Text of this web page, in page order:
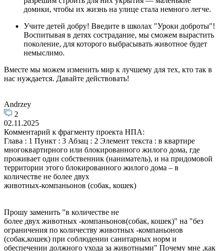
домики, чтобы их жизнь на улице стала немного легче.
Учите детей добру! Введите в школах "Уроки доброты"!
Воспитывая в детях сострадание, мы сможем вырастить
поколение, для которого выбрасывать животное будет
немыслимо.
Вместе мы можем изменить мир к лучшему для тех, кто так в
нас нуждается. Давайте действовать!
Andrzey
2
02.11.2025
Комментарий к фрагменту проекта НПА:
Глава : 1 Пункт : 3 Абзац : 2 Элемент текста : в квартире
многоквартирного или блокированного жилого дома, где
проживает один собственник (наниматель), и на придомовой
территории этого блокированного жилого дома – в
количестве не более двух
животных-компаньонов (собак, кошек)
Прошу заменить "в количестве не
более двух животных -компаньонов(собак, кошек)" на "без
ограничения по количеству животных -компаньонов
(собак,кошек) при соблюдении санитарных норм и
обеспечении должного ухода за животными" Почему мне ,как